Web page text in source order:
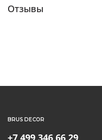
Отзывы
+7 499 346 66 29
BRUS DECOR